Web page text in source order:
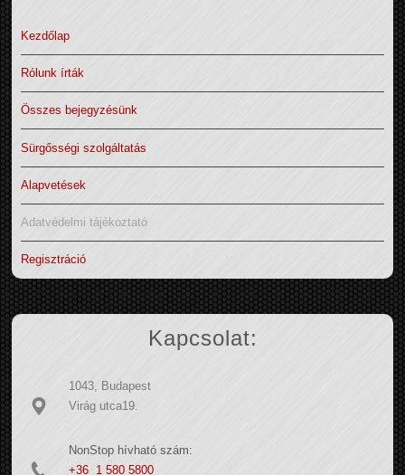
Kezdőlap
Rólunk írták
Összes bejegyzésünk
Sürgősségi szolgáltatás
Alapvetések
Adatvédelmi tájékoztató
Regisztráció
Kapcsolat:
1043, Budapest
Virág utca19.
NonStop hívható szám:
+36 1 580 5800